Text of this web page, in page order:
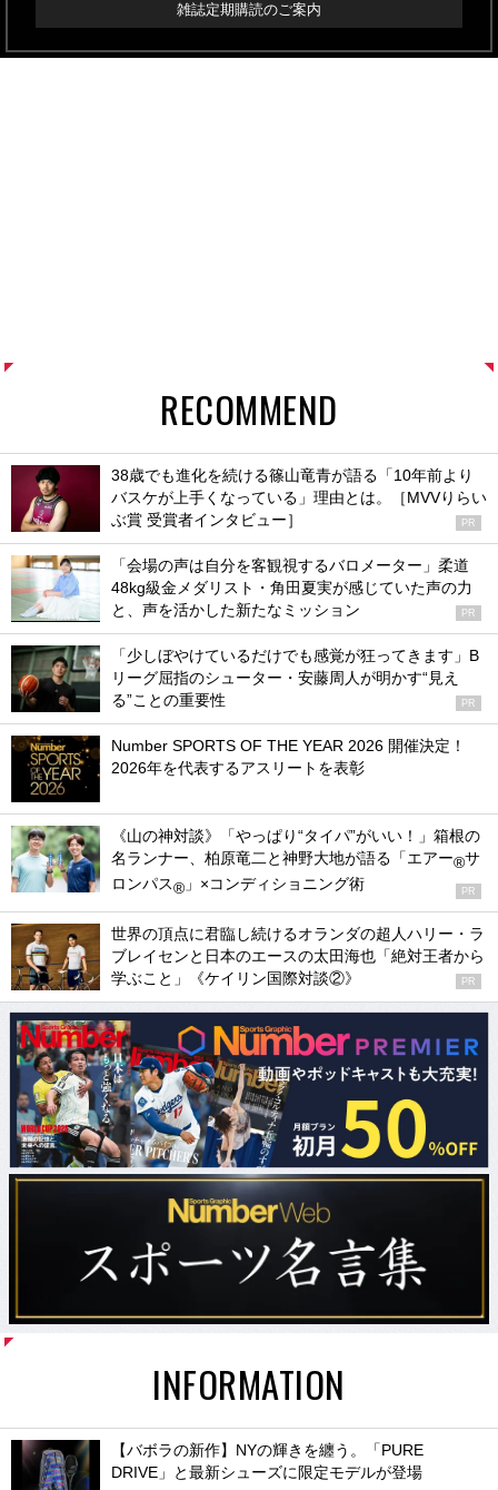
雑誌定期購読のご案内
RECOMMEND
38歳でも進化を続ける篠山竜青が語る「10年前より
バスケが上手くなっている」理由とは。［MVVりらい
ぶ賞 受賞者インタビュー］
PR
「会場の声は自分を客観視するバロメーター」柔道
48kg級金メダリスト・角田夏実が感じていた声の力
と、声を活かした新たなミッション
PR
「少しぼやけているだけでも感覚が狂ってきます」B
リーグ屈指のシューター・安藤周人が明かす“見え
る”ことの重要性
PR
Number SPORTS OF THE YEAR 2026 開催決定！
2026年を代表するアスリートを表彰
《山の神対談》「やっぱり“タイパ”がいい！」箱根の
名ランナー、柏原竜二と神野大地が語る「エアー®サ
ロンパス® 」×コンディショニング術 PR
世界の頂点に君臨し続けるオランダの超人ハリー・ラ
ブレイセンと日本のエースの太田海也「絶対王者から
学ぶこと」《ケイリン国際対談②》
PR
INFORMATION
【バボラの新作】NYの輝きを纏う。「PURE
DRIVE」と最新シューズに限定モデルが登場